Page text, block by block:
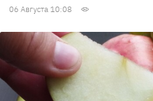
06 Августа 10:08